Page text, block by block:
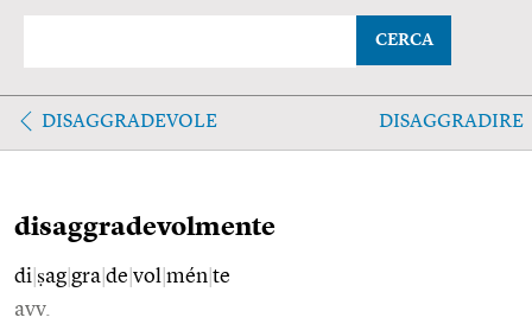
CERCA
DISAGGRADEVOLE DISAGGRADIRE
disaggradevolmente
di ṣag gra de vol mén te
avv.